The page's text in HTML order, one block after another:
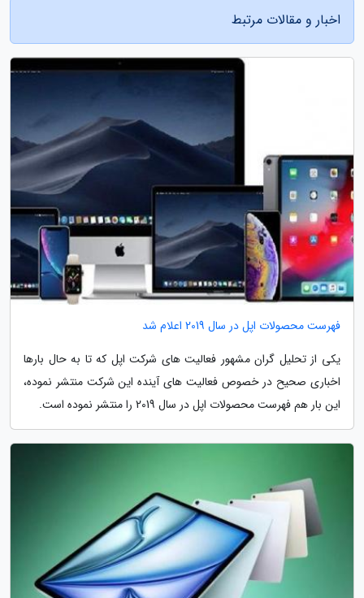
اخبار و مقالات مرتبط
فهرست محصولات اپل در سال 2019 اعلام شد
یکی از تحلیل گران مشهور فعالیت های شرکت اپل که تا به حال بارها
اخباری صحیح در خصوص فعالیت های آینده این شرکت منتشر نموده،
این بار هم فهرست محصولات اپل در سال 2019 را منتشر نموده است.